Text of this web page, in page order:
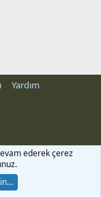
Yardım
ederek çerez